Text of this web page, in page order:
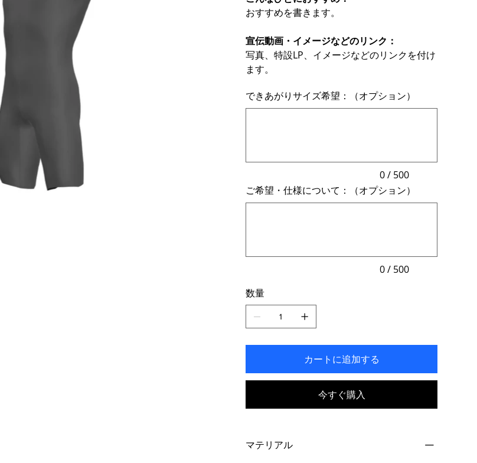
おすすめを書きます。
宣伝動画・イメージなどのリンク：
写真、特設LP、イメージなどのリンクを付け
ます。
できあがりサイズ希望：（オプション）
入
き
ま
す。
0 / 500
ご希望・仕様について：（オプション）
入
ま
す。
0 / 500
数量
カートに追加する
今すぐ購入
マテリアル